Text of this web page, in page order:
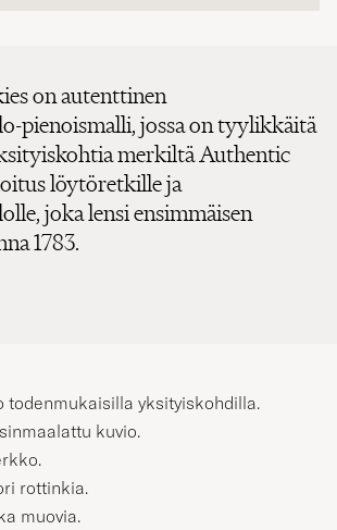
on autenttinen
pienoismalli, jossa on tyylikkäitä
merkiltä Authentic
löytöretkille ja
joka lensi ensimmäisen
1783.
todenmukaisilla yksityiskohdilla.
kuvio.
rottinkia.
muovia.